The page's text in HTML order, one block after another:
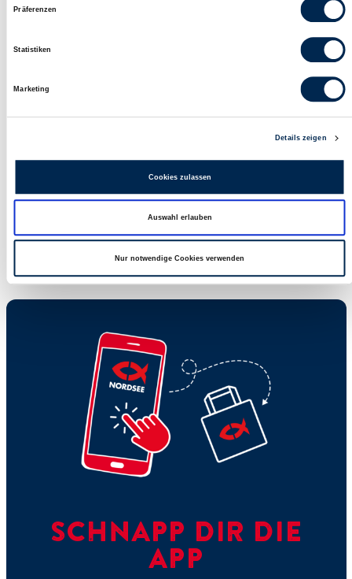
Präferenzen
Statistiken
Marketing
Details zeigen
Cookies zulassen
Auswahl erlauben
Nur notwendige Cookies verwenden
mynordsee
Media
SCHNAPP DIR DIE
APP